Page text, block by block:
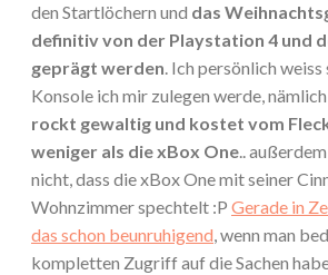
den Startlöchern und das
definitiv von der Playstation 4 und
geprägt werden. Ich persönlich weiss
Konsole ich mir zulegen werde,
rockt gewaltig und kostet vom
weniger als die xBox One..
nicht, dass die xBox One mit seiner
Wohnzimmer spechtelt :P Gerade in
das schon beunruhigend, wenn man
kompletten Zugriff auf die Sachen